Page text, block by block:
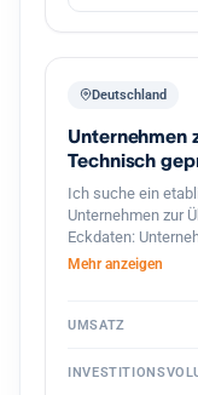
Deutschland
Unternehmen
Technisch
KMU
Ich suche ein
Unternehmen zur
Eckdaten:
Umsatz: etwa
stabiler, möglichst
ersetzenden
Mehr anzeigen
UMSATZ